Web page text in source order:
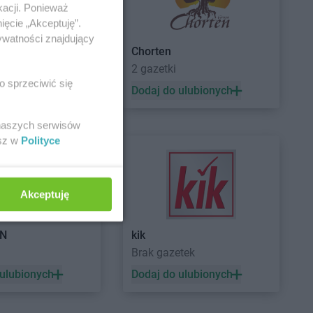
Chorten
2 gazetki
Dodaj do ulubionych
kik
Brak gazetek
Dodaj do ulubionych
Ponieważ
„Akceptuję”.
znajdujący
sprzeciwić się
serwisów
w Polityce
Akceptuję